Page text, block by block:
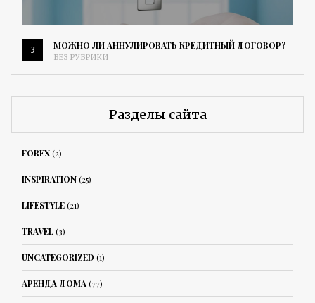
3 МОЖНО ЛИ АННУЛИРОВАТЬ КРЕДИТНЫЙ ДОГОВОР?
БЕЗ РУБРИКИ
Разделы сайта
FOREX(2)
INSPIRATION(25)
LIFESTYLE(21)
TRAVEL(3)
UNCATEGORIZED (1)
АРЕНДА ДОМА(77)